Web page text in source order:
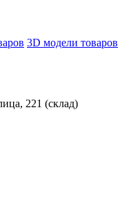
3D модели товаров
221 (склад)